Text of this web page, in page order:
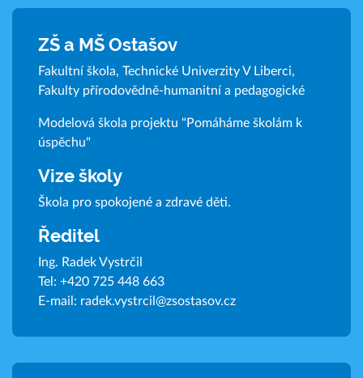
ZŠ a MŠ Ostašov
Fakultní škola, Technické Univerzity V Liberci,
Fakulty přírodovědně-humanitní a pedagogické
Modelová škola projektu "Pomáháme školám k
úspěchu"
Vize školy
Škola pro spokojené a zdravé děti.
Ředitel
Ing. Radek Vystrčil
Tel: +420 725 448 663
E-mail: radek.vystrcil@zsostasov.cz